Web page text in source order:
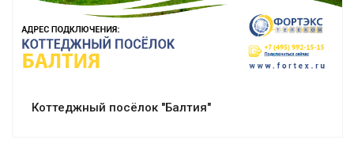
Коттеджный посёлок "Балтия"